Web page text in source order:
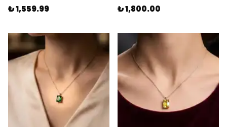
₺ 1,559.99 ₺ 1,800.00